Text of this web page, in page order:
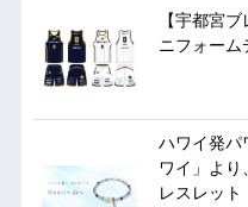
【宇都宮
ニフォーム
ハワイ発パ
ワイ」より
レスレッ